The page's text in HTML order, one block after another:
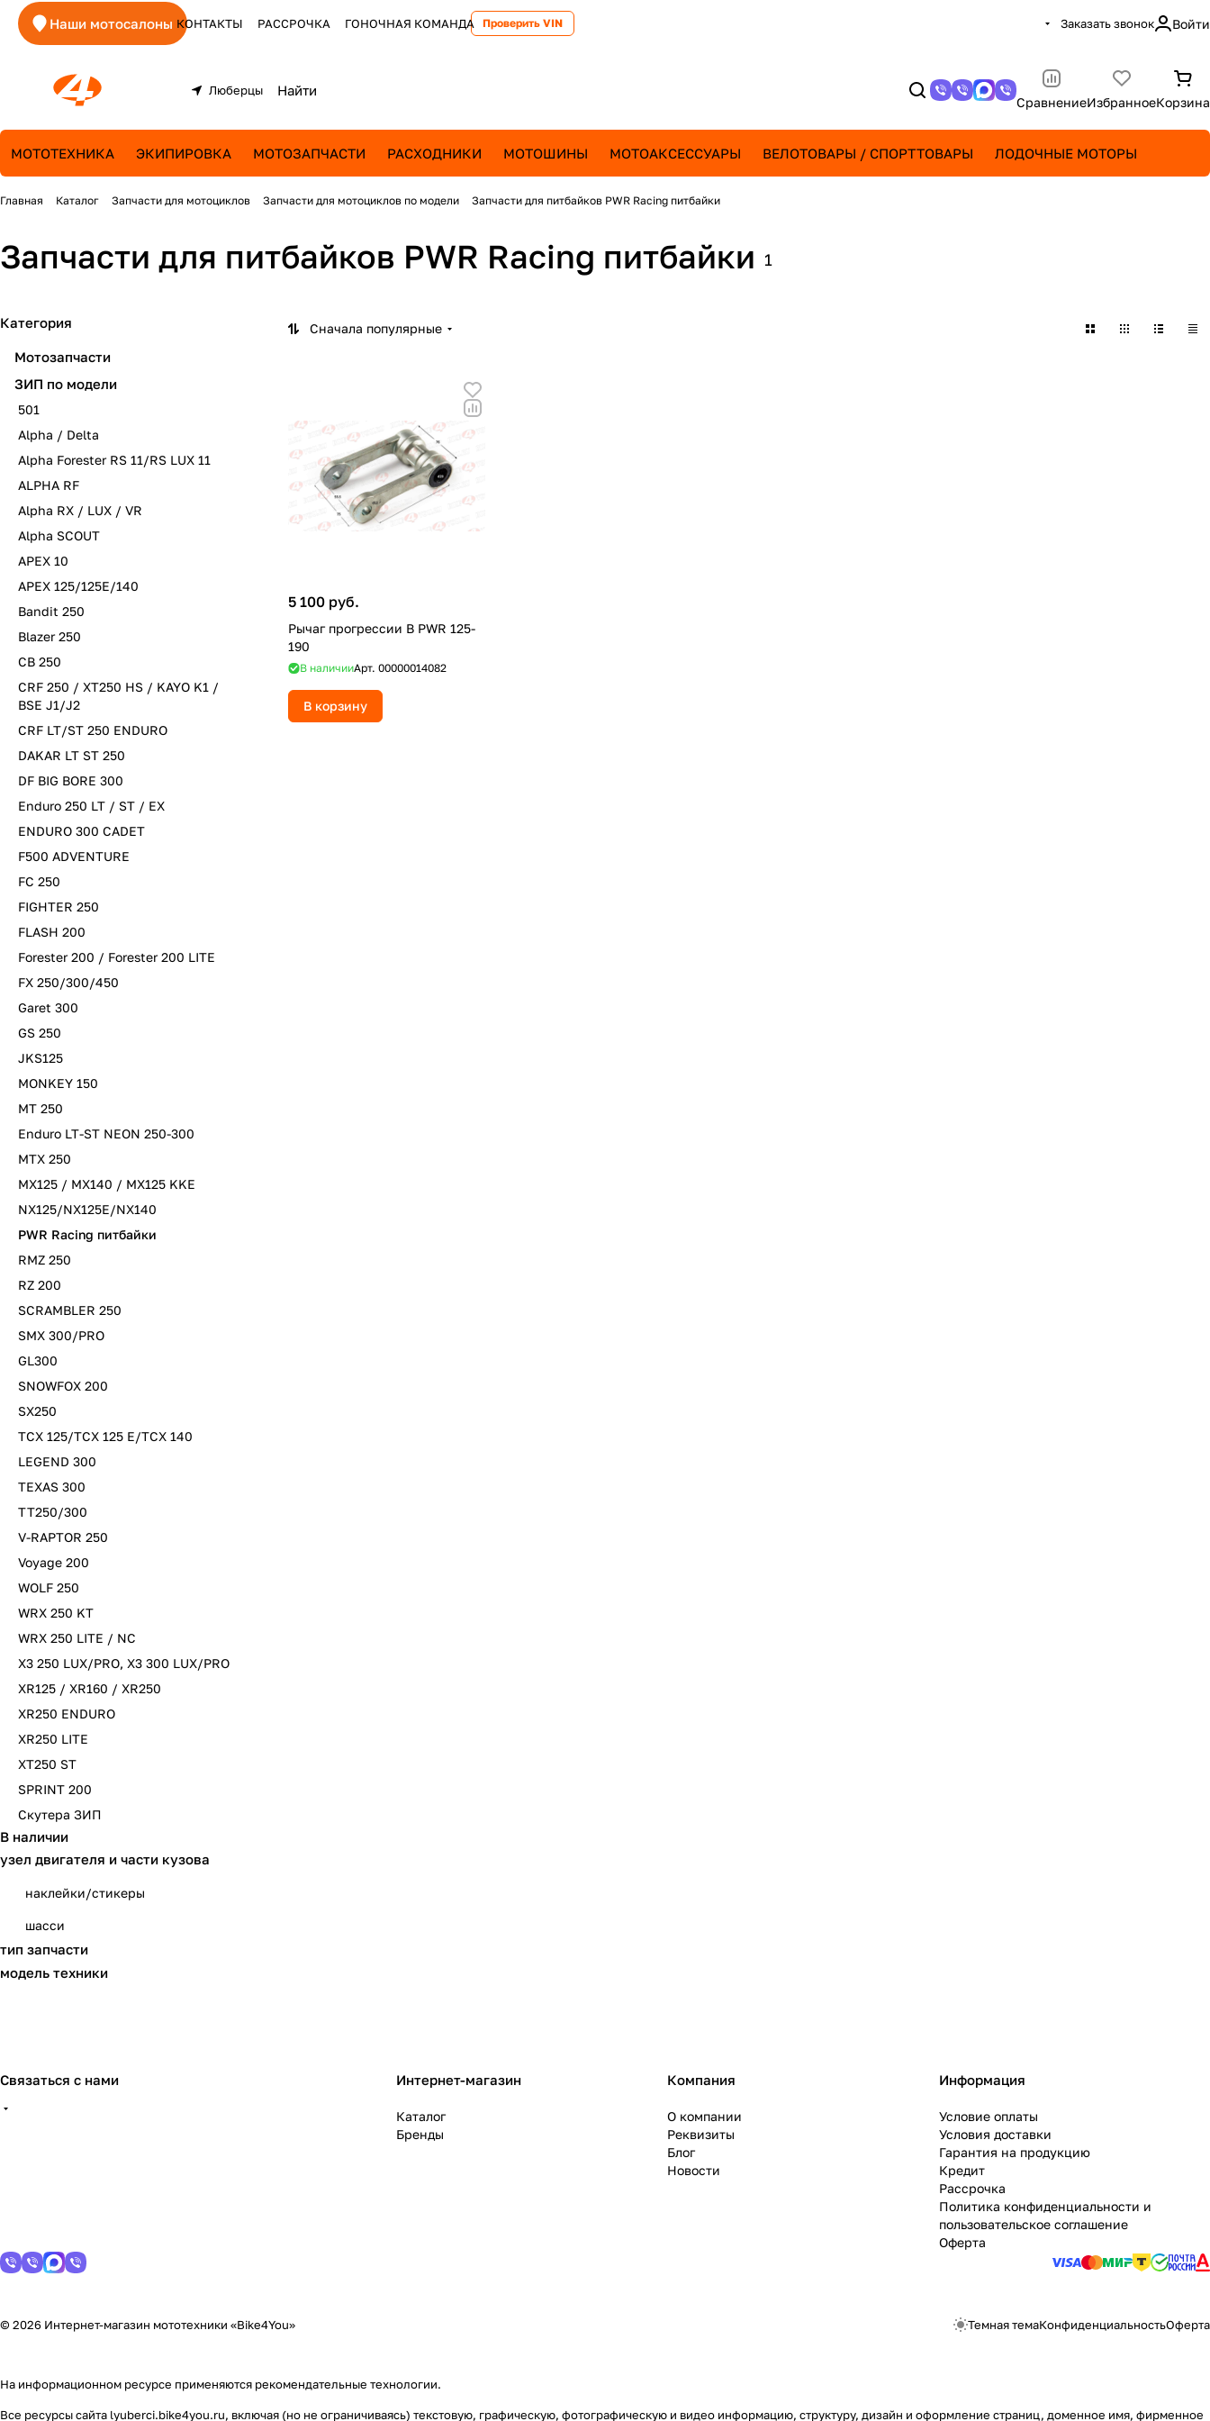
Наши мотосалоны КОНТАКТЫ РАССРОЧКА ГОНОЧНАЯ КОМАНДА Проверить VIN Заказать звонок Войти
Люберцы
СравнениеИзбранноеКорзина
МОТОТЕХНИКА ЭКИПИРОВКА МОТОЗАПЧАСТИ РАСХОДНИКИ МОТОШИНЫ МОТОАКСЕССУАРЫ ВЕЛОТОВАРЫ / СПОРТТОВАРЫ ЛОДОЧНЫЕ МОТОРЫ
Главная Каталог Запчасти для мотоциклов Запчасти для мотоциклов по модели Запчасти для питбайков PWR Racing питбайки
Запчасти для питбайков PWR Racing питбайки 1
Сначала популярные
5 100 руб.
Рычаг прогрессии В PWR 125-
190
В наличииАрт. 00000014082
В корзину
Категория
Мотозапчасти
ЗИП по модели
501
Alpha / Delta
Alpha Forester RS 11/RS LUX 11
ALPHA RF
Alpha RX / LUX / VR
Alpha SCOUT
APEX 10
APEX 125/125E/140
Bandit 250
Blazer 250
CB 250
CRF 250 / XT250 HS / KAYO K1 /
BSE J1/J2
CRF LT/ST 250 ENDURO
DAKAR LT ST 250
DF BIG BORE 300
Enduro 250 LT / ST / EX
ENDURO 300 CADET
F500 ADVENTURE
FC 250
FIGHTER 250
FLASH 200
Forester 200 / Forester 200 LITE
FX 250/300/450
Garet 300
GS 250
JKS125
MONKEY 150
MT 250
Enduro LT-ST NEON 250-300
MTX 250
MX125 / MX140 / MX125 KKE
NX125/NX125E/NX140
PWR Racing питбайки
RMZ 250
RZ 200
SCRAMBLER 250
SMX 300/PRO
GL300
SNOWFOX 200
SX250
TCX 125/TCX 125 E/TCX 140
LEGEND 300
TEXAS 300
TT250/300
V-RAPTOR 250
Voyage 200
WOLF 250
WRX 250 KT
WRX 250 LITE / NC
X3 250 LUX/PRO, X3 300 LUX/PRO
XR125 / XR160 / XR250
XR250 ENDURO
XR250 LITE
XT250 ST
SPRINT 200
Скутера ЗИП
В наличии
узел двигателя и части кузова
наклейки/стикеры
шасси
тип запчасти
модель техники
Связаться с нами Интернет-магазин
Каталог
Бренды
Компания
О компании
Реквизиты
Блог
Новости
Информация
Условие оплаты
Условия доставки
Гарантия на продукцию
Кредит
Рассрочка
Политика конфиденциальности и
пользовательское соглашение
Оферта
© 2026 Интернет-магазин мототехники «Bike4You» Темная темаКонфиденциальностьОферта
На информационном ресурсе применяются рекомендательные технологии.
Все ресурсы сайта lyuberci.bike4you.ru, включая (но не ограничиваясь) текстовую, графическую, фотографическую и видео информацию, структуру, дизайн и оформление страниц, доменное имя, фирменное